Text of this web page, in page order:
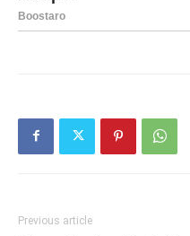
Previous article